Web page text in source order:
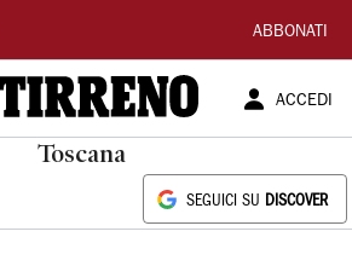
ABBONATI
ACCEDI
Toscana
SEGUICI SU DISCOVER